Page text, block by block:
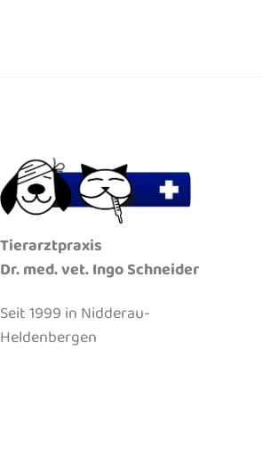
Tierarztpraxis
Dr. med. vet. Ingo Schneider
Seit 1999 in Nidderau-
Heldenbergen